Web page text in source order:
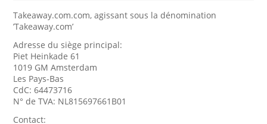
Takeaway.com.com, agissant sous la dénomination
’Takeaway.com’
Adresse du siège principal:
Piet Heinkade 61
1019 GM Amsterdam
Les Pays-Bas
CdC: 64473716
N° de TVA: NL815697661B01
Contact: